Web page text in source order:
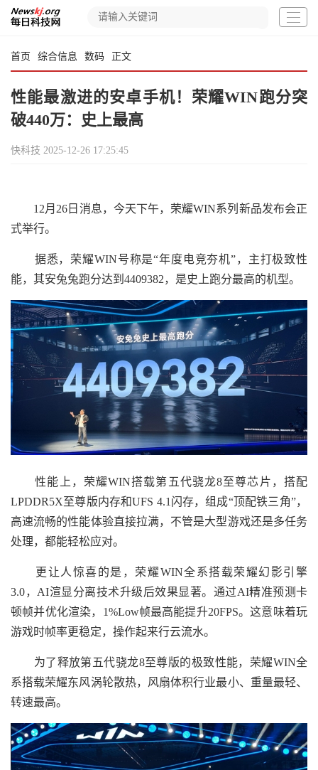
首页 综合信息 数码 正文
性能最激进的安卓手机！荣耀WIN跑分突
破440万：史上最高
快科技 2025-12-26 17:25:45
12月26日消息，今天下午，荣耀WIN系列新品发布会正
式举行。
据悉，荣耀WIN号称是“年度电竞夯机”，主打极致性
能，其安兔兔跑分达到4409382，是史上跑分最高的机型。
性能上，荣耀WIN搭载第五代骁龙8至尊芯片，搭配
LPDDR5X至尊版内存和UFS 4.1闪存，组成“顶配铁三角”，
高速流畅的性能体验直接拉满，不管是大型游戏还是多任务
处理，都能轻松应对。
更让人惊喜的是，荣耀WIN全系搭载荣耀幻影引擎
3.0，AI渲显分离技术升级后效果显著。通过AI精准预测卡
顿帧并优化渲染，1%Low帧最高能提升20FPS。这意味着玩
游戏时帧率更稳定，操作起来行云流水。
为了释放第五代骁龙8至尊版的极致性能，荣耀WIN全
系搭载荣耀东风涡轮散热，风扇体积行业最小、重量最轻、
转速最高。